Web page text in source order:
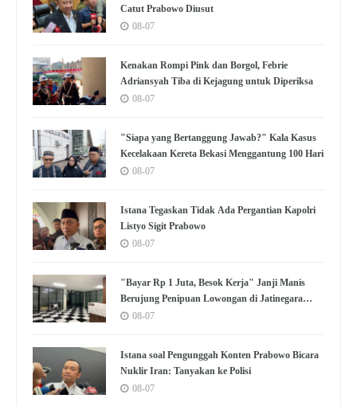
Catut Prabowo Diusut
08-07
Kenakan Rompi Pink dan Borgol, Febrie
Adriansyah Tiba di Kejagung untuk Diperiksa
08-07
"Siapa yang Bertanggung Jawab?" Kala Kasus
Kecelakaan Kereta Bekasi Menggantung 100 Hari
08-07
Istana Tegaskan Tidak Ada Pergantian Kapolri
Listyo Sigit Prabowo
08-07
"Bayar Rp 1 Juta, Besok Kerja" Janji Manis
Berujung Penipuan Lowongan di Jatinegara
Jaktim
08-07
Istana soal Pengunggah Konten Prabowo Bicara
Nuklir Iran: Tanyakan ke Polisi
08-07